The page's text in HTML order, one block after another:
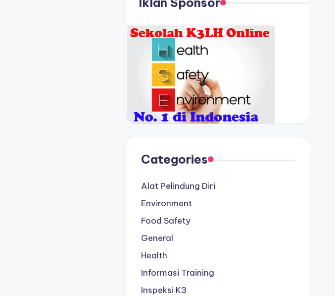
Categories
Alat Pelindung Diri
Environment
Food Safety
General
Health
Informasi Training
Inspeksi K3